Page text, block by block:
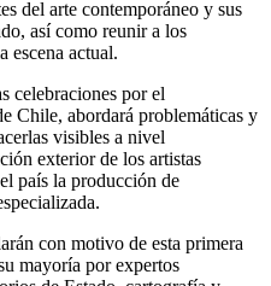
del arte contemporáneo y sus
así como reunir a los
escena actual.
celebraciones por el
Chile, abordará problemáticas y
visibles a nivel
exterior de los artistas
país la producción de
con motivo de esta primera
mayoría por expertos